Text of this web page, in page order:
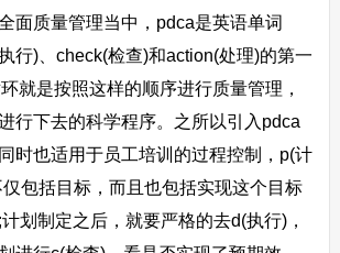
面质量管理当中，pdca是英语单词
行)、check(检查)和action(处理)的第一
就是按照这样的顺序进行质量管理，
行下去的科学程序。之所以引入pdca
时也适用于员工培训的过程控制，p(计
包括目标，而且也包括实现这个目标
划制定之后，就要严格的去d(执行)，